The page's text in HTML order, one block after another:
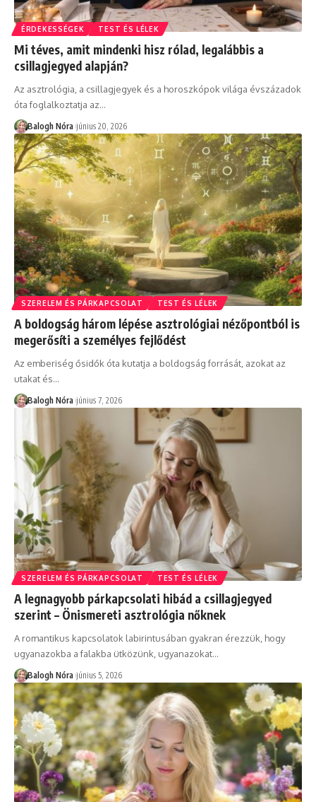
ÉRDEKESSÉGEK TEST ÉS LÉLEK
Mi téves, amit mindenki hisz rólad, legalábbis a
csillagjegyed alapján?
Az asztrológia, a csillagjegyek és a horoszkópok világa évszázadok
óta foglalkoztatja az…
Balogh Nóra június 20, 2026
SZERELEM ÉS PÁRKAPCSOLAT TEST ÉS LÉLEK
A boldogság három lépése asztrológiai nézőpontból is
megerősíti a személyes fejlődést
Az emberiség ősidők óta kutatja a boldogság forrását, azokat az
utakat és…
Balogh Nóra június 7, 2026
SZERELEM ÉS PÁRKAPCSOLAT TEST ÉS LÉLEK
A legnagyobb párkapcsolati hibád a csillagjegyed
szerint – Önismereti asztrológia nőknek
A romantikus kapcsolatok labirintusában gyakran érezzük, hogy
ugyanazokba a falakba ütközünk, ugyanazokat…
Balogh Nóra június 5, 2026